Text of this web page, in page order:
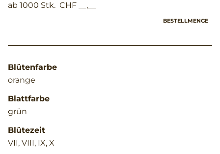
ab 1000 Stk. CHF __,__
BESTELLMENGE
Blütenfarbe
orange
Blattfarbe
grün
Blütezeit
VII, VIII, IX, X